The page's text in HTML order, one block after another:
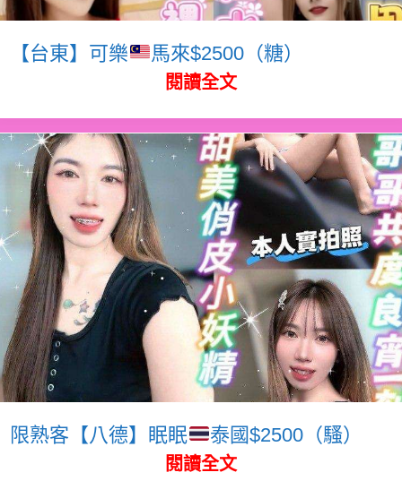
【台東】可樂 馬來$2500（糖）
閱讀全文
限熟客【八德】眠眠 泰國$2500（騷）
閱讀全文